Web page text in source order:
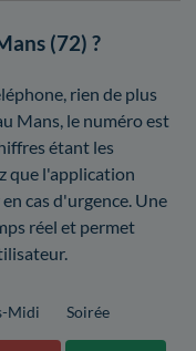
(72) ?
rien de plus
Mans, le numéro est
étant les
que l'application
cas d'urgence. Une
réel et permet
Midi Soirée